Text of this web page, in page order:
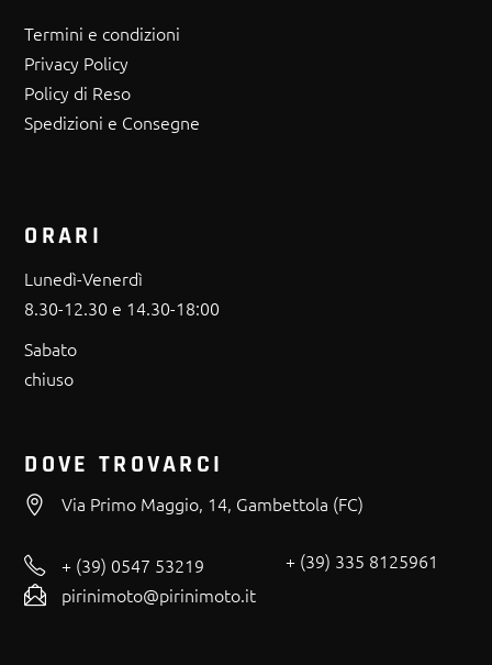
Termini e condizioni
Privacy Policy
Policy di Reso
Spedizioni e Consegne
ORARI
Lunedì-Venerdì
8.30-12.30 e 14.30-18:00
Sabato
chiuso
DOVE TROVARCI
Via Primo Maggio, 14, Gambettola (FC)
+ (39) 0547 53219
+ (39) 335 8125961
pirinimoto@pirinimoto.it